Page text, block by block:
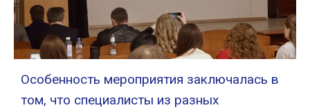
Особенность мероприятия заключалась в
том, что специалисты из разных